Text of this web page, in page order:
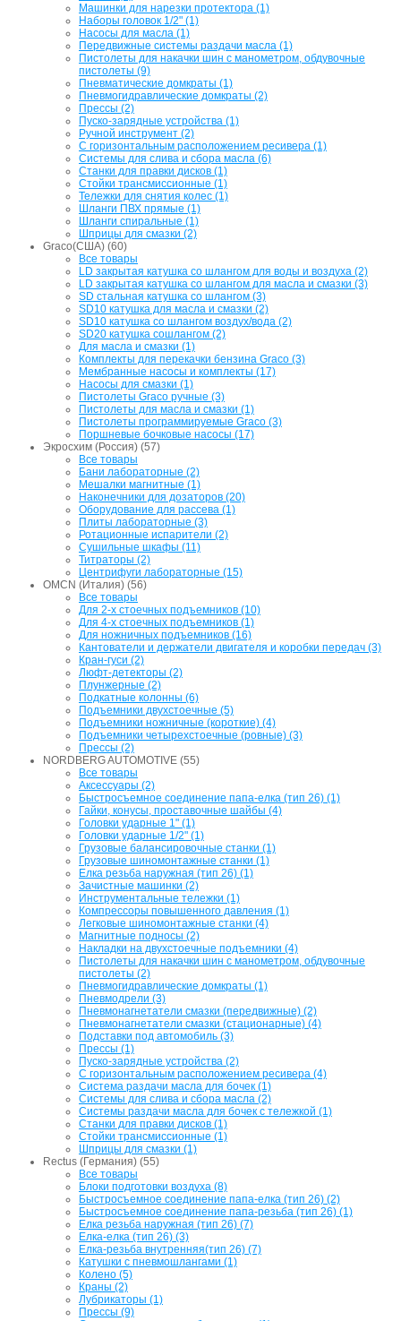
Машинки для нарезки протектора (1)
Наборы головок 1/2" (1)
Насосы для масла (1)
Передвижные системы раздачи масла (1)
Пистолеты для накачки шин с манометром, обдувочные
пистолеты (9)
Пневматические домкраты (1)
Пневмогидравлические домкраты (2)
Прессы (2)
Пуско-зарядные устройства (1)
Ручной инструмент (2)
С горизонтальным расположением ресивера (1)
Системы для слива и сбора масла (6)
Станки для правки дисков (1)
Стойки трансмиссионные (1)
Тележки для снятия колес (1)
Шланги ПВХ прямые (1)
Шланги спиральные (1)
Шприцы для смазки (2)
Graco(США) (60)
Все товары
LD закрытая катушка со шлангом для воды и воздуха (2)
LD закрытая катушка со шлангом для масла и смазки (3)
SD стальная катушка со шлангом (3)
SD10 катушка для масла и смазки (2)
SD10 катушка со шлангом воздух/вода (2)
SD20 катушка сошлангом (2)
Для масла и смазки (1)
Комплекты для перекачки бензина Graco (3)
Мембранные насосы и комплекты (17)
Насосы для смазки (1)
Пистолеты Graco ручные (3)
Пистолеты для масла и смазки (1)
Пистолеты программируемые Graco (3)
Поршневые бочковые насосы (17)
Экросхим (Россия) (57)
Все товары
Бани лабораторные (2)
Мешалки магнитные (1)
Наконечники для дозаторов (20)
Оборудование для рассева (1)
Плиты лабораторные (3)
Ротационные испарители (2)
Сушильные шкафы (11)
Титраторы (2)
Центрифуги лабораторные (15)
OMCN (Италия) (56)
Все товары
Для 2-х стоечных подъемников (10)
Для 4-х стоечных подъемников (1)
Для ножничных подъемников (16)
Кантователи и держатели двигателя и коробки передач (3)
Кран-гуси (2)
Люфт-детекторы (2)
Плунжерные (2)
Подкатные колонны (6)
Подъемники двухстоечные (5)
Подъемники ножничные (короткие) (4)
Подъемники четырехстоечные (ровные) (3)
Прессы (2)
NORDBERG AUTOMOTIVE (55)
Все товары
Аксессуары (2)
Быстросъемное соединение папа-елка (тип 26) (1)
Гайки, конусы, проставочные шайбы (4)
Головки ударные 1" (1)
Головки ударные 1/2" (1)
Грузовые балансировочные станки (1)
Грузовые шиномонтажные станки (1)
Елка резьба наружная (тип 26) (1)
Зачистные машинки (2)
Инструментальные тележки (1)
Компрессоры повышенного давления (1)
Легковые шиномонтажные станки (4)
Магнитные подносы (2)
Накладки на двухстоечные подъемники (4)
Пистолеты для накачки шин с манометром, обдувочные
пистолеты (2)
Пневмогидравлические домкраты (1)
Пневмодрели (3)
Пневмонагнетатели смазки (передвижные) (2)
Пневмонагнетатели смазки (стационарные) (4)
Подставки под автомобиль (3)
Прессы (1)
Пуско-зарядные устройства (2)
С горизонтальным расположением ресивера (4)
Система раздачи масла для бочек (1)
Системы для слива и сбора масла (2)
Системы раздачи масла для бочек с тележкой (1)
Станки для правки дисков (1)
Стойки трансмиссионные (1)
Шприцы для смазки (1)
Rectus (Германия) (55)
Все товары
Блоки подготовки воздуха (8)
Быстросъемное соединение папа-елка (тип 26) (2)
Быстросъемное соединение папа-резьба (тип 26) (1)
Елка резьба наружная (тип 26) (7)
Елка-елка (тип 26) (3)
Елка-резьба внутренняя(тип 26) (7)
Катушки с пневмошлангами (1)
Колено (5)
Краны (2)
Лубрикаторы (1)
Прессы (9)